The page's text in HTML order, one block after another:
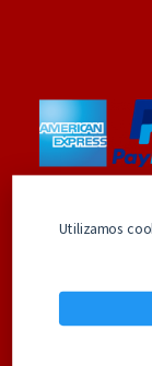
Los mejores
Utilizamos